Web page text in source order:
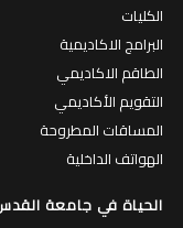
الكليات
البرامج الاكاديمية
الطاقم الاكاديمي
التقويم الأكاديمي
المساقات المطروحة
الهواتف الداخلية
الحياة في جامعة